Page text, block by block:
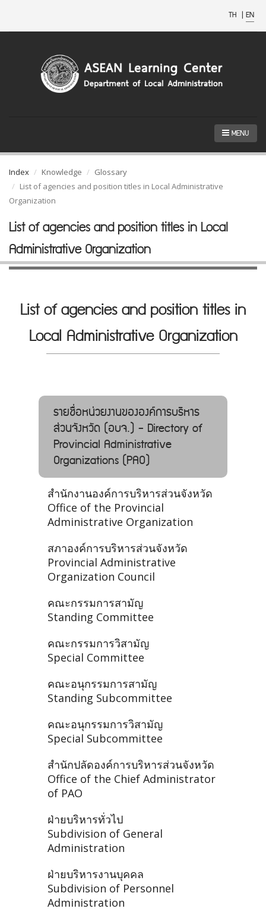
TH | EN
MENU
Index Knowledge
Glossary
List of agencies and position titles in Local Administrative
Organization
List of agencies and position titles in Local
Administrative Organization
List of agencies and position titles in
Local Administrative Organization
รายชื่อหน่วยงานขององค์การบริหาร
ส่วนจังหวัด (อบจ.) - Directory of
Provincial Administrative
Organizations (PAO)
สำนักงานองค์การบริหารส่วนจังหวัด
Office of the Provincial
Administrative Organization
สภาองค์การบริหารส่วนจังหวัด
Provincial Administrative
Organization Council
คณะกรรมการสามัญ
Standing Committee
คณะกรรมการวิสามัญ
Special Committee
คณะอนุกรรมการสามัญ
Standing Subcommittee
คณะอนุกรรมการวิสามัญ
Special Subcommittee
สำนักปลัดองค์การบริหารส่วนจังหวัด
Office of the Chief Administrator
of PAO
ฝ่ายบริหารทั่วไป
Subdivision of General
Administration
ฝ่ายบริหารงานบุคคล
Subdivision of Personnel
Administration